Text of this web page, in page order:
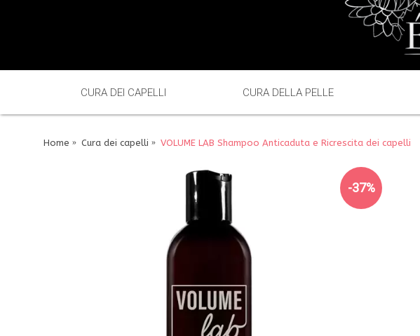
CURA DEI CAPELLI CURA DELLA PELLE
Home Cura dei capelli VOLUME LAB Shampoo Anticaduta e Ricrescita dei capelli
-37%